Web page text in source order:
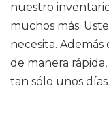
nuestro
muchos más.
necesita.
de manera
tan sólo unos